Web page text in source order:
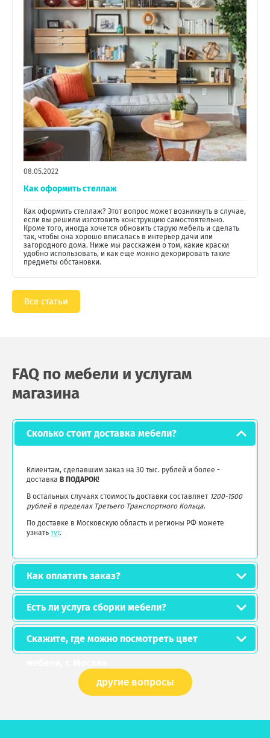
08.05.2022
Как оформить стеллаж
Как оформить стеллаж? Этот вопрос может возникнуть в случае,
если вы решили изготовить конструкцию самостоятельно.
Кроме того, иногда хочется обновить старую мебель и сделать
так, чтобы она хорошо вписалась в интерьер дачи или
загородного дома. Ниже мы расскажем о том, какие краски
удобно использовать, и как еще можно декорировать такие
предметы обстановки.
Все статьи
FAQ по мебели и услугам
магазина
Сколько стоит доставка мебели?
Клиентам, сделавшим заказ на 30 тыс. рублей и более -
доставка В ПОДАРОК!
В остальных случаях стоимость доставки составляет 1200-1500
рублей в пределах Третьего Транспортного Кольца.
По доставке в Московскую область и регионы РФ можете
узнать тут.
Как оплатить заказ?
Есть ли услуга сборки мебели?
Скажите, где можно посмотреть цвет
другие вопросы